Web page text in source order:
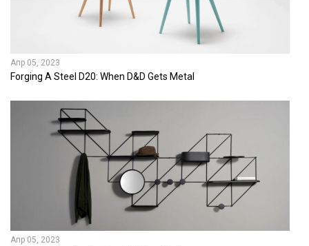
Апр 05, 2023
Forging A Steel D20: When D&D Gets Metal
Апр 05, 2023